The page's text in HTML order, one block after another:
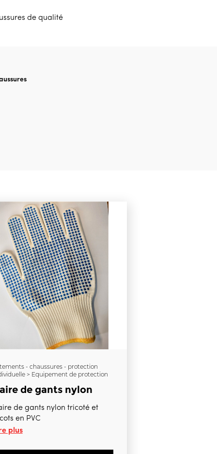
de qualité
- chaussures - protection
> Equipement de protection
de gants nylon
de gants nylon tricoté et
en PVC
plus